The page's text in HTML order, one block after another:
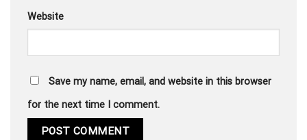
Website
Save my name, email, and website in this browser
for the next time I comment.